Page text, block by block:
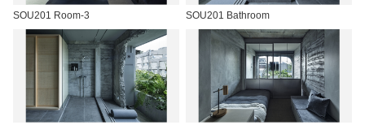
SOU201 Room-3 SOU201 Bathroom